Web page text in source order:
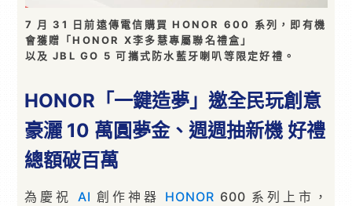
7 月 31 日前遠傳電信購買 HONOR 600 系列，即有機
會獲贈「HONOR X李多慧專屬聯名禮盒」
以及 JBL GO 5 可攜式防水藍牙喇叭等限定好禮。
HONOR「一鍵造夢」邀全民玩創意
豪灑 10 萬圓夢金、週週抽新機 好禮
總額破百萬
為慶祝 AI 創作神器 HONOR 600 系列上市，